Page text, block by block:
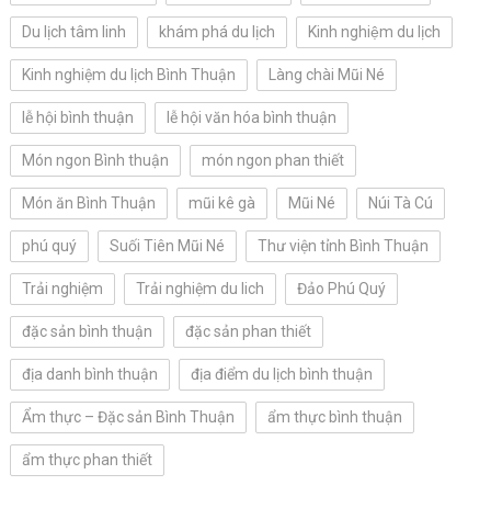
Du lịch tâm linh khám phá du lịch Kinh nghiệm du lịch
Kinh nghiệm du lịch Bình Thuận Làng chài Mũi Né
lễ hội bình thuận lễ hội văn hóa bình thuận
Món ngon Bình thuận món ngon phan thiết
Món ăn Bình Thuận mũi kê gà Mũi Né Núi Tà Cú
phú quý Suối Tiên Mũi Né Thư viện tỉnh Bình Thuận
Trải nghiệm Trải nghiệm du lich Đảo Phú Quý
đặc sản bình thuận đặc sản phan thiết
địa danh bình thuận địa điểm du lịch bình thuận
Ẩm thực – Đặc sản Bình Thuận ẩm thực bình thuận
ẩm thực phan thiết